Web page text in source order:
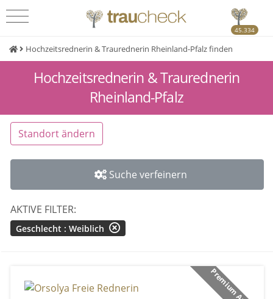
45.334
Hochzeitsrednerin & Traurednerin Rheinland-Pfalz finden
Hochzeitsrednerin & Traurednerin
Rheinland-Pfalz
Standort ändern
Suche verfeinern
AKTIVE FILTER:
Geschlecht : Weiblich